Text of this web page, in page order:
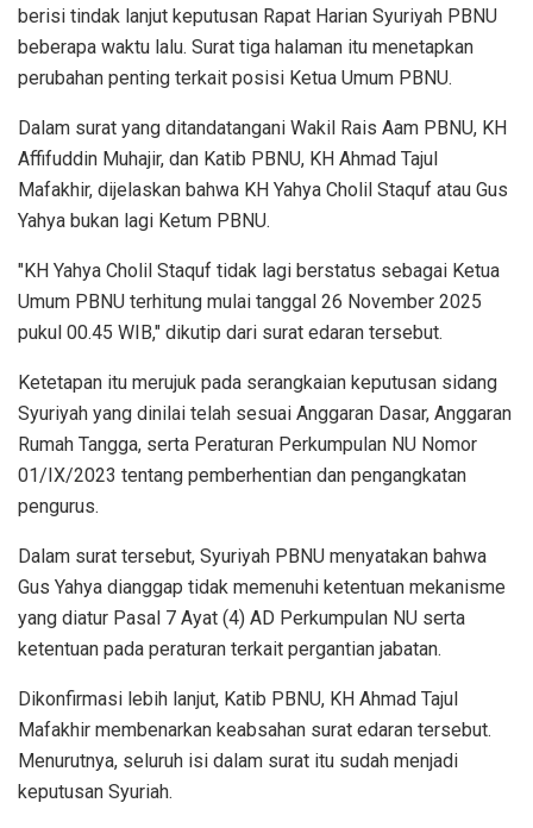
berisi tindak lanjut keputusan Rapat Harian Syuriyah PBNU
beberapa waktu lalu. Surat tiga halaman itu menetapkan
perubahan penting terkait posisi Ketua Umum PBNU.
Dalam surat yang ditandatangani Wakil Rais Aam PBNU, KH
Affifuddin Muhajir, dan Katib PBNU, KH Ahmad Tajul
Mafakhir, dijelaskan bahwa KH Yahya Cholil Staquf atau Gus
Yahya bukan lagi Ketum PBNU.
"KH Yahya Cholil Staquf tidak lagi berstatus sebagai Ketua
Umum PBNU terhitung mulai tanggal 26 November 2025
pukul 00.45 WIB," dikutip dari surat edaran tersebut.
Ketetapan itu merujuk pada serangkaian keputusan sidang
Syuriyah yang dinilai telah sesuai Anggaran Dasar, Anggaran
Rumah Tangga, serta Peraturan Perkumpulan NU Nomor
01/IX/2023 tentang pemberhentian dan pengangkatan
pengurus.
Dalam surat tersebut, Syuriyah PBNU menyatakan bahwa
Gus Yahya dianggap tidak memenuhi ketentuan mekanisme
yang diatur Pasal 7 Ayat (4) AD Perkumpulan NU serta
ketentuan pada peraturan terkait pergantian jabatan.
Dikonfirmasi lebih lanjut, Katib PBNU, KH Ahmad Tajul
Mafakhir membenarkan keabsahan surat edaran tersebut.
Menurutnya, seluruh isi dalam surat itu sudah menjadi
keputusan Syuriah.